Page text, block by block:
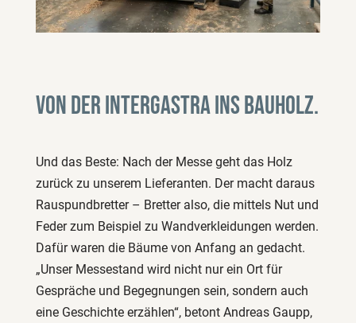
Von der Intergastra ins Bauholz.
Und das Beste: Nach der Messe geht das Holz
zurück zu unserem Lieferanten. Der macht daraus
Rauspundbretter – Bretter also, die mittels Nut und
Feder zum Beispiel zu Wandverkleidungen werden.
Dafür waren die Bäume von Anfang an gedacht.
„Unser Messestand wird nicht nur ein Ort für
Gespräche und Begegnungen sein, sondern auch
eine Geschichte erzählen“, betont Andreas Gaupp,